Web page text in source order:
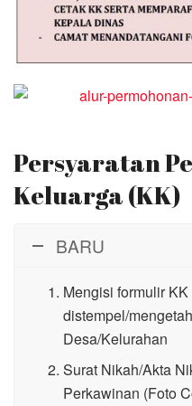
Persyaratan
Keluarga (KK)
BARU
Mengisi formulir KK
distempel/
Desa/Kelurahan
Surat Nikah/Akta
Perkawinan (Foto